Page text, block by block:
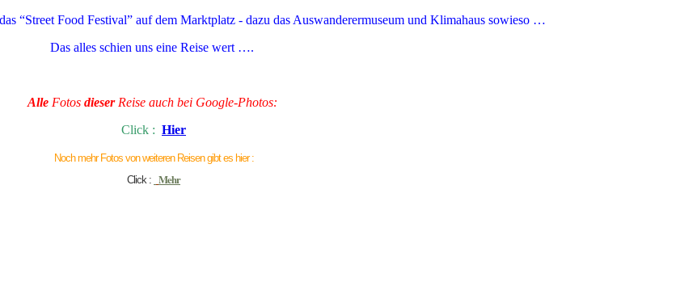
“Street Food Festival” auf dem Marktplatz - dazu das Auswanderermuseum und Klimahaus sowieso …
Das alles schien uns eine Reise wert ….
AlleFotos dieserReise auch bei Google-Photos:
Click : Hier
Noch mehr Fotos von weiteren Reisen gibt es hier :
Click : Mehr